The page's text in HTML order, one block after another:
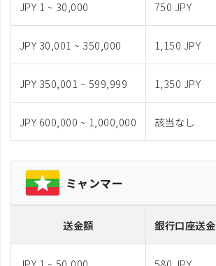
JPY 1 ~ 30,000 750 JPY
JPY 30,001 ~ 350,000 1,150 JPY
JPY 350,001 ~ 599,999 1,350 JPY
JPY 600,000 ~ 1,000,000 該当なし
ミャンマー
送金額 銀行口座送金